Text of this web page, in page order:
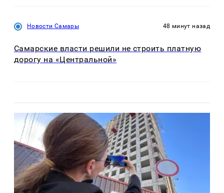
Новости Самары 48 минут назад
Самарские власти решили не строить платную
дорогу на «Центральной»